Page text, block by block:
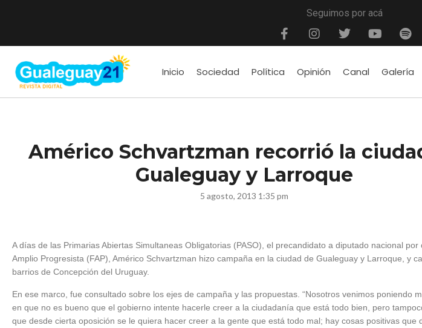
Seguimos por acá
Inicio Sociedad Política Opinión Canal Galería
Américo Schvartzman recorrió la
Gualeguay y Larroque
5 agosto, 2013 1:35 pm
A días de las Primarias Abiertas Simultaneas Obligatorias (PASO), el precandidato a diputado nacional por
Amplio Progresista (FAP), Américo Schvartzman hizo campaña en la ciudad de Gualeguay y Larroque, y
barrios de Concepción del Uruguay.
En ese marco, fue consultado sobre los ejes de campaña y las propuestas. “Nosotros venimos poniendo
en que no es bueno que el gobierno intente hacerle creer a la ciudadanía que está todo bien, pero
que desde cierta oposición se le quiera hacer creer a la gente que está todo mal; hay cosas positivas que